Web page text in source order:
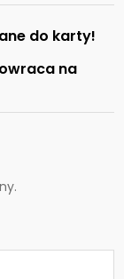
do karty!
na